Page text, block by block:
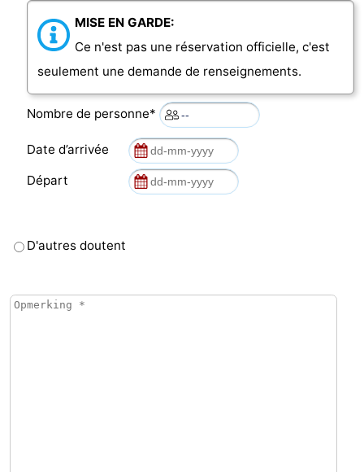
Mantelingen
Westkapelle
Nature
Walcherse
Dishoek
Vlissingen
Cadzand
-
MISE EN GARDE:
Ce n'est pas une réservation officielle, c'est
seulement une demande de renseignements.
Nombre de personne*
Date d’arrivée
Départ
D'autres doutent